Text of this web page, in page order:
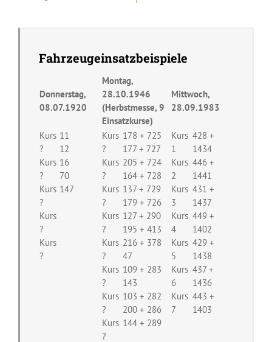
Fahrzeugeinsatzbeispiele
Donnerstag,
08.07.1920
Montag,
28.10.1946
(Herbstmesse, 9
Einsatzkurse)
Mittwoch,
28.09.1983
Kurs
?
Kurs
?
Kurs
?
Kurs
?
Kurs
?
11
12
16
70
147
Kurs
?
Kurs
?
Kurs
?
Kurs
?
Kurs
?
Kurs
?
Kurs
?
Kurs
?
178 + 725
177 + 727
205 + 724
164 + 728
137 + 729
179 + 726
127 + 290
195 + 413
216 + 378
47
109 + 283
143
103 + 282
200 + 286
144 + 289
Kurs
1
Kurs
2
Kurs
3
Kurs
4
Kurs
5
Kurs
6
Kurs
7
428 +
1434
446 +
1441
431 +
1437
449 +
1402
429 +
1438
437 +
1436
443 +
1403